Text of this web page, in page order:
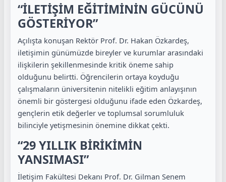
“İLETİŞİM EĞİTİMİNİN GÜCÜNÜ
GÖSTERİYOR”
Açılışta konuşan Rektör Prof. Dr. Hakan Özkardeş,
iletişimin günümüzde bireyler ve kurumlar arasındaki
ilişkilerin şekillenmesinde kritik öneme sahip
olduğunu belirtti. Öğrencilerin ortaya koyduğu
çalışmaların üniversitenin nitelikli eğitim anlayışının
önemli bir göstergesi olduğunu ifade eden Özkardeş,
gençlerin etik değerler ve toplumsal sorumluluk
bilinciyle yetişmesinin önemine dikkat çekti.
“29 YILLIK BİRİKİMİN
YANSIMASI”
İletişim Fakültesi Dekanı Prof. Dr. Gilman Senem